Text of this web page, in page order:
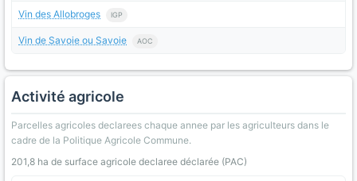
Vin des Allobroges IGP
Vin de Savoie ou Savoie AOC
Activité agricole
Parcelles agricoles declarees chaque annee par les agriculteurs dans le
cadre de la Politique Agricole Commune.
201,8 ha de surface agricole declaree déclarée (PAC)